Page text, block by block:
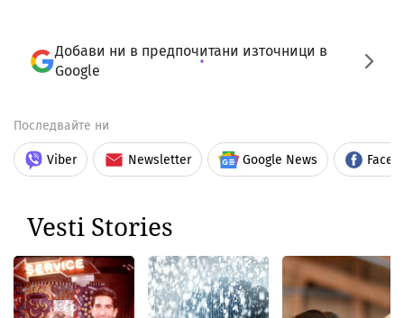
Добави ни в предпочитани източници в
Google
Последвайте ни
Viber Newsletter Google News
Vesti Stories